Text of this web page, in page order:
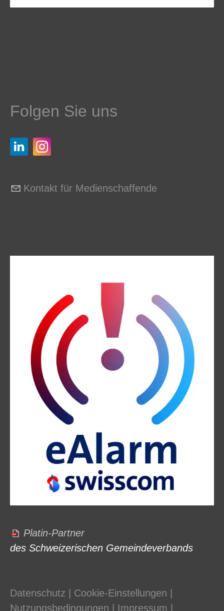
Folgen Sie uns
Kontakt für Medienschaffende
Platin-Partner
des Schweizerischen Gemeindeverbands
Datenschutz Cookie-Einstellungen
Nutzungsbedingungen
Impressum